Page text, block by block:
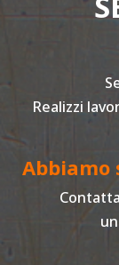
Realizzi
Abbiamo